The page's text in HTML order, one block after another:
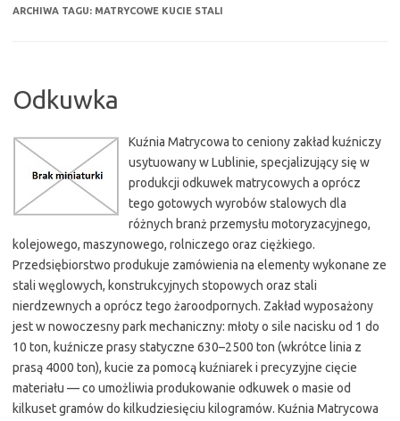
ARCHIWA TAGU: MATRYCOWE KUCIE STALI
Odkuwka
Kuźnia Matrycowa to ceniony zakład kuźniczy
usytuowany w Lublinie, specjalizujący się w
produkcji odkuwek matrycowych a oprócz
tego gotowych wyrobów stalowych dla
różnych branż przemysłu motoryzacyjnego,
kolejowego, maszynowego, rolniczego oraz ciężkiego.
Przedsiębiorstwo produkuje zamówienia na elementy wykonane ze
stali węglowych, konstrukcyjnych stopowych oraz stali
nierdzewnych a oprócz tego żaroodpornych. Zakład wyposażony
jest w nowoczesny park mechaniczny: młoty o sile nacisku od 1 do
10 ton, kuźnicze prasy statyczne 630–2500 ton (wkrótce linia z
prasą 4000 ton), kucie za pomocą kuźniarek i precyzyjne cięcie
materiału — co umożliwia produkowanie odkuwek o masie od
kilkuset gramów do kilkudziesięciu kilogramów. Kuźnia Matrycowa